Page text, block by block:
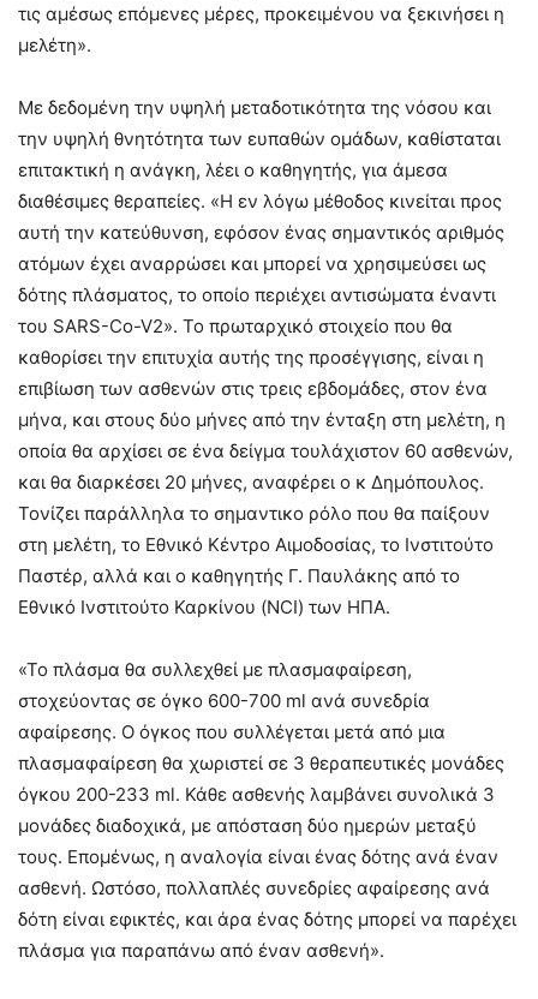
τις αμέσως επόμενες μέρες, προκειμένου να ξεκινήσει η
μελέτη».
Με δεδομένη την υψηλή μεταδοτικότητα της νόσου και
την υψηλή θνητότητα των ευπαθών ομάδων, καθίσταται
επιτακτική η ανάγκη, λέει ο καθηγητής, για άμεσα
διαθέσιμες θεραπείες. «Η εν λόγω μέθοδος κινείται προς
αυτή την κατεύθυνση, εφόσον ένας σημαντικός αριθμός
ατόμων έχει αναρρώσει και μπορεί να χρησιμεύσει ως
δότης πλάσματος, το οποίο περιέχει αντισώματα έναντι
του SARS-Co-V2». Το πρωταρχικό στοιχείο που θα
καθορίσει την επιτυχία αυτής της προσέγγισης, είναι η
επιβίωση των ασθενών στις τρεις εβδομάδες, στον ένα
μήνα, και στους δύο μήνες από την ένταξη στη μελέτη, η
οποία θα αρχίσει σε ένα δείγμα τουλάχιστον 60 ασθενών,
και θα διαρκέσει 20 μήνες, αναφέρει ο κ Δημόπουλος.
Τονίζει παράλληλα το σημαντικο ρόλο που θα παίξουν
στη μελέτη, το Εθνικό Κέντρο Αιμοδοσίας, το Ινστιτούτο
Παστέρ, αλλά και ο καθηγητής Γ. Παυλάκης από το
Εθνικό Ινστιτούτο Καρκίνου (NCI) των ΗΠΑ.
«Το πλάσμα θα συλλεχθεί με πλασμαφαίρεση,
στοχεύοντας σε όγκο 600-700 ml ανά συνεδρία
αφαίρεσης. Ο όγκος που συλλέγεται μετά από μια
πλασμαφαίρεση θα χωριστεί σε 3 θεραπευτικές μονάδες
όγκου 200-233 ml. Κάθε ασθενής λαμβάνει συνολικά 3
μονάδες διαδοχικά, με απόσταση δύο ημερών μεταξύ
τους. Επομένως, η αναλογία είναι ένας δότης ανά έναν
ασθενή. Ωστόσο, πολλαπλές συνεδρίες αφαίρεσης ανά
δότη είναι εφικτές, και άρα ένας δότης μπορεί να παρέχει
πλάσμα για παραπάνω από έναν ασθενή».